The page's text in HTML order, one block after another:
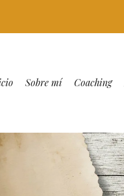
Sobre mí Coaching